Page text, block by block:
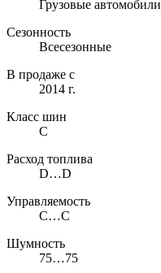
Грузовые автомобили
Сезонность
Всесезонные
В продаже с
2014 г.
Класс шин
C
Расход топлива
D…D
Управляемость
C…C
Шумность
75…75